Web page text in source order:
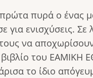
πυρά ο ένας
για ενισχύσεις.
να
του ΕΑΜΙΚΗ
το ίδιο